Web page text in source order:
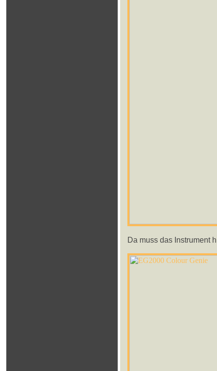
Da muss das Instrument